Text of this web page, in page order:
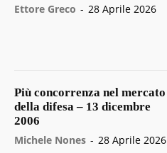
Ettore Greco - 28 Aprile 2026
Più concorrenza nel mercato
della difesa – 13 dicembre
2006
Michele Nones - 28 Aprile 2026